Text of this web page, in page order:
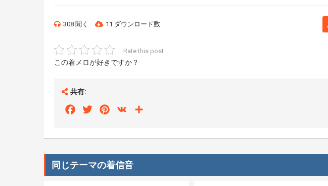
308 聞く 11 ダウンロード数
Rate this post
この着メロが好きですか？
共有:
FacebookTwitterPinterest
VK
同じテーマの着信音